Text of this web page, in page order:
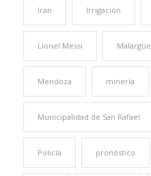
Iran Irrigación
Lionel Messi Malargüe
Mendoza minería
Municipalidad de San Rafael
Policía pronóstico